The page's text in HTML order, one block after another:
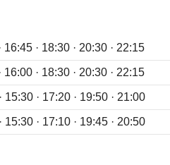
16:45 · 18:30 · 20:30 · 22:15
16:00 · 18:30 · 20:30 · 22:15
15:30 · 17:20 · 19:50 · 21:00
15:30 · 17:10 · 19:45 · 20:50